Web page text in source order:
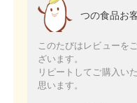
つの食品お
このたびはレビューを
ざいます。
リピートしてご購入い
思います。